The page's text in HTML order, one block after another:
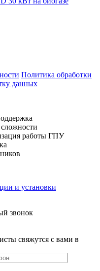
Политика обработки
данных
работы ГПУ
и установки
звонок
свяжутся с вами в